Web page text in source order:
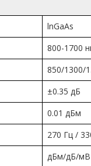
lnGaAs
800-1700
850/1300/
±0.35 дБ
0.01 дБм
270 Гц /
дБм/дБ/